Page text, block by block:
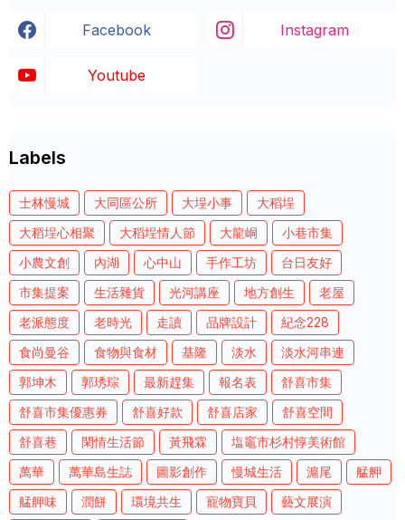
Facebook Instagram
Youtube
Labels
士林慢城 大同區公所 大埕小事
大稻埕
大稻埕心相聚
大稻埕情人節 大龍峒
小巷市集
小農文創
內湖 心中山 手作工坊
台日友好
市集提案
生活雜貨 光河講座 地方創生
老屋
老派態度
老時光 走讀 品牌設計
紀念228
食尚曼谷
食物與食材 基隆 淡水
淡水河串連
郭坤木
郭琇琮 最新趕集 報名表
舒喜市集
舒喜市集優惠券
舒喜好款 舒喜店家
舒喜空間
舒喜巷
閑情生活節 黃飛霖
塩竈市杉村惇美術館
萬華
萬華島生誌 圖影創作 慢城生活 滬尾
艋舺
艋舺味
潤餅 環境共生 寵物寶貝
藝文展演